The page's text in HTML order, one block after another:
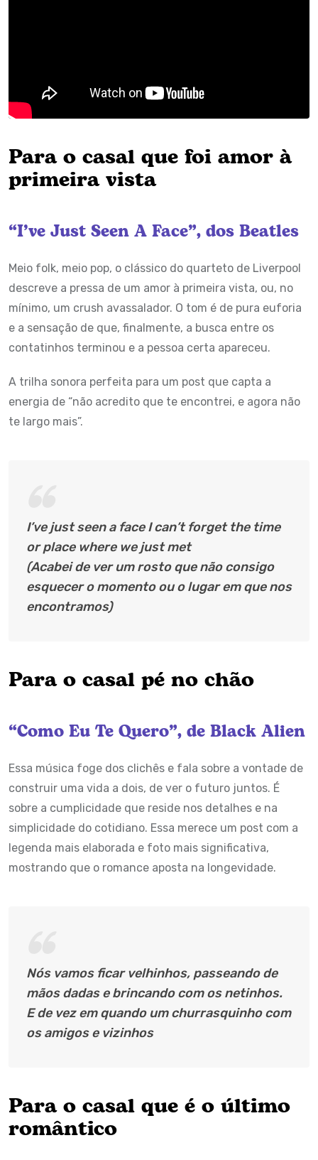
Para o casal que foi amor à
primeira vista
“I’ve Just Seen A Face”, dos Beatles
Meio folk, meio pop, o clássico do quarteto de Liverpool
descreve a pressa de um amor à primeira vista, ou, no
mínimo, um crush avassalador. O tom é de pura euforia
e a sensação de que, finalmente, a busca entre os
contatinhos terminou e a pessoa certa apareceu.
A trilha sonora perfeita para um post que capta a
energia de “não acredito que te encontrei, e agora não
te largo mais”.
I’ve just seen a face I can’t forget the time
or place where we just met
(Acabei de ver um rosto que não consigo
esquecer o momento ou o lugar em que nos
encontramos)
Para o casal pé no chão
“Como Eu Te Quero”, de Black Alien
Essa música foge dos clichês e fala sobre a vontade de
construir uma vida a dois, de ver o futuro juntos. É
sobre a cumplicidade que reside nos detalhes e na
simplicidade do cotidiano. Essa merece um post com a
legenda mais elaborada e foto mais significativa,
mostrando que o romance aposta na longevidade.
Nós vamos ficar velhinhos, passeando de
mãos dadas e brincando com os netinhos.
E de vez em quando um churrasquinho com
os amigos e vizinhos
Para o casal que é o último
romântico